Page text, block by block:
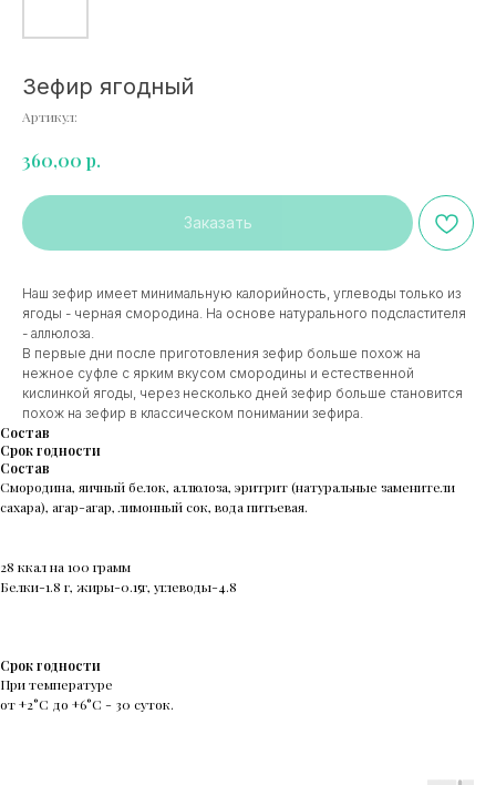
Зефир ягодный
Артикул:
360,00 р.
Заказать
Наш зефир имеет минимальную калорийность, углеводы только из
ягоды - черная смородина. На основе натурального подсластителя
- аллюлоза.
В первые дни после приготовления зефир больше похож на
нежное суфле с ярким вкусом смородины и естественной
кислинкой ягоды, через несколько дней зефир больше становится
похож на зефир в классическом понимании зефира.
Состав
Срок годности
Состав
Смородина, яичный белок, аллюлоза, эритрит (натуральные заменители
сахара), агар-агар, лимонный сок, вода питьевая.
28 ккал на 100 грамм
Белки-1.8 г, жиры-0.15г, углеводы-4.8
Срок годности
При температуре
от +2°С до +6°С - 30 суток.